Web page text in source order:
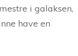
i galaksen,
have en